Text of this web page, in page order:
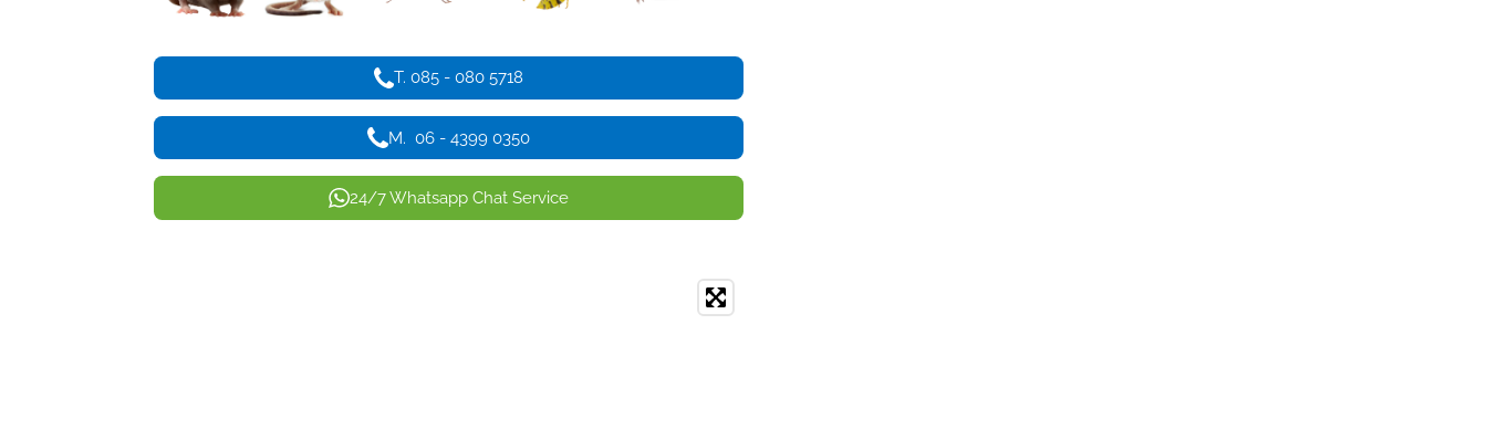
T. 085 - 080 5718
M. 06 - 4399 0350
24/7 Whatsapp Chat Service